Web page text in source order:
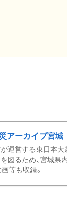
アーカイブ宮城
運営する東日本大
図るため、宮城県
等も収録。